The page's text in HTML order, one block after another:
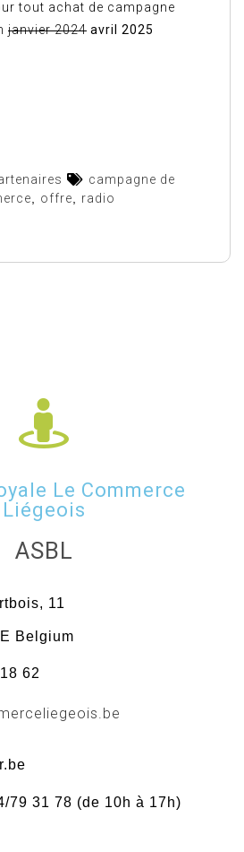
tout achat de campagne
janvier 2024 avril 2025
campagne de
, offre, radio
Le Commerce
Liégeois
ASBL
11
Belgium
62
79 31 78 (de 10h à 17h)